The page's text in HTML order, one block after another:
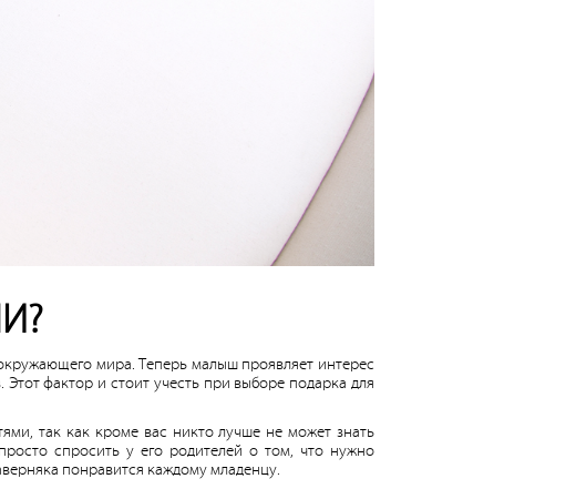
мира. Теперь малыш проявляет интерес
фактор и стоит учесть при выборе подарка для
так как кроме вас никто лучше не может знать
спросить у его родителей о том, что нужно
понравится каждому младенцу.